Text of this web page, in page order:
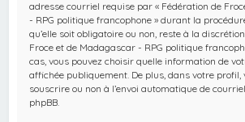
adresse courriel requise par « Fédération de
- RPG politique francophone » durant la
qu’elle soit obligatoire ou non, reste à la
Froce et de Madagascar - RPG politique
cas, vous pouvez choisir quelle information de
affichée publiquement. De plus, dans votre profil,
souscrire ou non à l’envoi automatique de
phpBB.